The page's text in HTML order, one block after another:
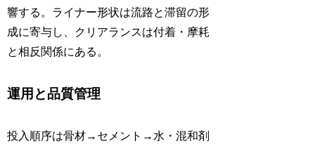
響する。ライナー形状は流路と滞留の形
成に寄与し、クリアランスは付着・摩耗
と相反関係にある。
運用と品質管理
投入順序は骨材→セメント→水・混和剤